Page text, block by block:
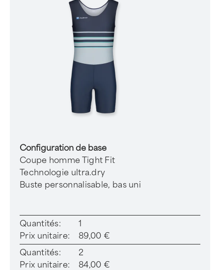
Configuration de base
Coupe homme Tight Fit
Technologie ultra.dry
Buste personnalisable, bas uni
Quantités:
1
Prix unitaire:
89,00 €
Quantités:
2
Prix unitaire:
84,00 €